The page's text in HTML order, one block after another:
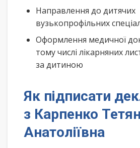
Направлення до дитячих
вузькопрофільних
Оформлення медичної
тому числі лікарняних
за дитиною
Як підписати
з Карпенко
Анатоліївна